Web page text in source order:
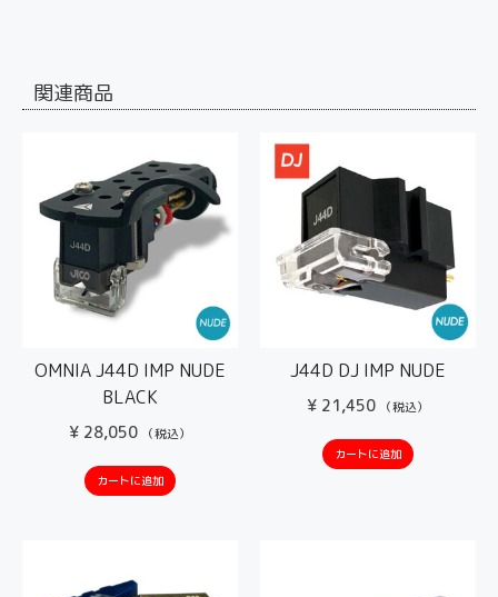
関連商品
OMNIA J44D IMP NUDE
BLACK
¥ 28,050 （税込）
カートに追加
J44D DJ IMP NUDE
¥ 21,450 （税込）
カートに追加